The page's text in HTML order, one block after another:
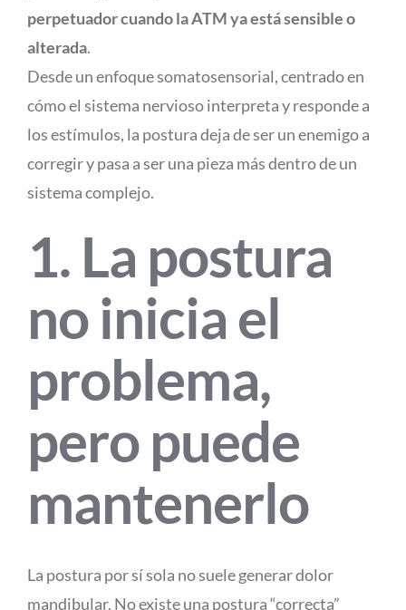
perpetuador cuando la ATM ya está sensible o
alterada.
Desde un enfoque somatosensorial, centrado en
cómo el sistema nervioso interpreta y responde a
los estímulos, la postura deja de ser un enemigo a
corregir y pasa a ser una pieza más dentro de un
sistema complejo.
1. La postura
no inicia el
problema,
pero puede
mantenerlo
La postura por sí sola no suele generar dolor
mandibular. No existe una postura “correcta”